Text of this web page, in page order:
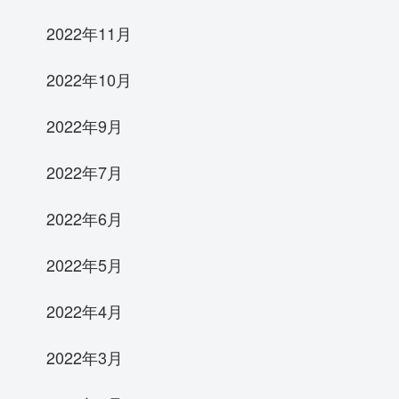
2022年11月
2022年10月
2022年9月
2022年7月
2022年6月
2022年5月
2022年4月
2022年3月